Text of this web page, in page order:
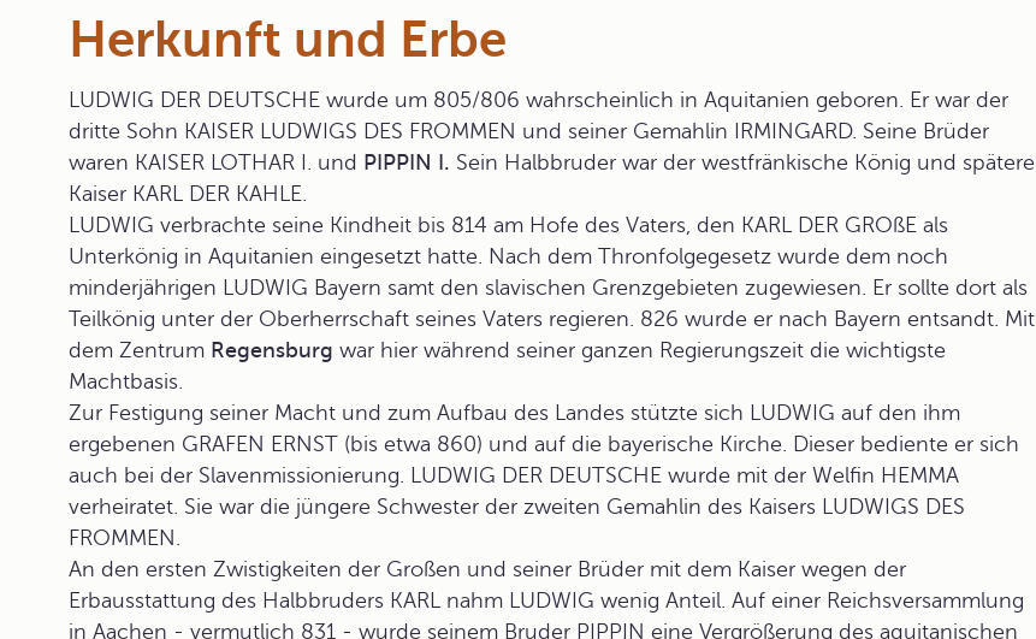
Herkunft und Erbe
LUDWIG DER DEUTSCHE wurde um 805/806 wahrscheinlich in Aquitanien geboren. Er war der
dritte Sohn KAISER LUDWIGS DES FROMMEN und seiner Gemahlin IRMINGARD. Seine Brüder
waren KAISER LOTHAR I. und PIPPIN I. Sein Halbbruder war der westfränkische König und spätere
Kaiser KARL DER KAHLE.
LUDWIG verbrachte seine Kindheit bis 814 am Hofe des Vaters, den KARL DER GROßE als
Unterkönig in Aquitanien eingesetzt hatte. Nach dem Thronfolgegesetz wurde dem noch
minderjährigen LUDWIG Bayern samt den slavischen Grenzgebieten zugewiesen. Er sollte dort als
Teilkönig unter der Oberherrschaft seines Vaters regieren. 826 wurde er nach Bayern entsandt. Mit
dem Zentrum Regensburg war hier während seiner ganzen Regierungszeit die wichtigste
Machtbasis.
Zur Festigung seiner Macht und zum Aufbau des Landes stützte sich LUDWIG auf den ihm
ergebenen GRAFEN ERNST (bis etwa 860) und auf die bayerische Kirche. Dieser bediente er sich
auch bei der Slavenmissionierung. LUDWIG DER DEUTSCHE wurde mit der Welfin HEMMA
verheiratet. Sie war die jüngere Schwester der zweiten Gemahlin des Kaisers LUDWIGS DES
FROMMEN.
An den ersten Zwistigkeiten der Großen und seiner Brüder mit dem Kaiser wegen der
Erbausstattung des Halbbruders KARL nahm LUDWIG wenig Anteil. Auf einer Reichsversammlung
in Aachen - vermutlich 831 - wurde seinem Bruder PIPPIN eine Vergrößerung des aquitanischen